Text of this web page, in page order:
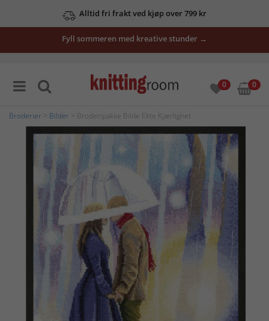
Alltid fri frakt ved kjøp over 799 kr
Fyll sommeren med kreative stunder →
0 0
Broderier Bilder > Broderipakke Bilde Ekte Kjærlighet